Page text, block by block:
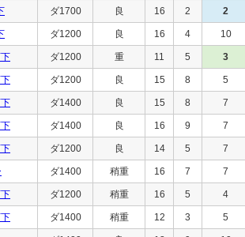
ダ1700 良 16 2 2
ダ1200 良 16 4 10
ダ1200 重 11 5 3
ダ1200 良 15 8 5
ダ1400 良 15 8 7
ダ1400 良 16 9 7
ダ1200 良 14 5 7
ダ1400 稍重 16 7 7
ダ1200 稍重 16 5 4
ダ1400 稍重 12 3 5